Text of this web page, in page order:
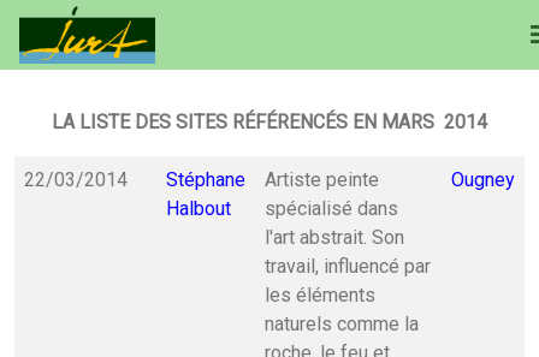
LA LISTE DES SITES RÉFÉRENCÉS EN MARS 2014
22/03/2014
Stéphane
Halbout
Artiste peinte
spécialisé dans
l'art abstrait. Son
travail, influencé par
les éléments
naturels comme la
Ougney